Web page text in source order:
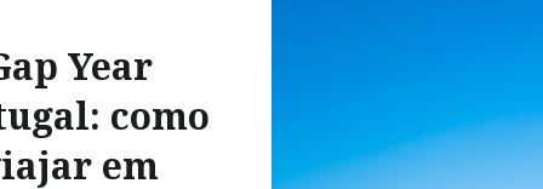
exemplo, o Jardim da…
Year
como
em